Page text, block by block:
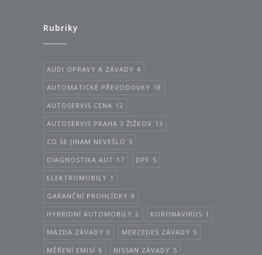
Rubriky
AUDI OPRAVY A ZÁVADY 4
AUTOMATICKÉ PŘEVODOVKY 18
AUTOSERVIS CENA 12
AUTOSERVIS PRAHA 3 ŽIŽKOV 13
CO SE JINAM NEVEŠLO 5
DIAGNOSTIKA AUT 17 DPF 5
ELEKTROMOBILY 1
GARANČNÍ PROHLÍDKY 9
HYBRIDNÍ AUTOMOBILY 2 KORONAVIRUS 1
MAZDA ZÁVADY 3 MERCEDES ZÁVADY 5
MĚŘENÍ EMISÍ 6 NISSAN ZÁVADY 5